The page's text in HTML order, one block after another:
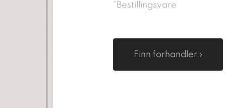
*Bestillingsvare
Finn forhandler ›